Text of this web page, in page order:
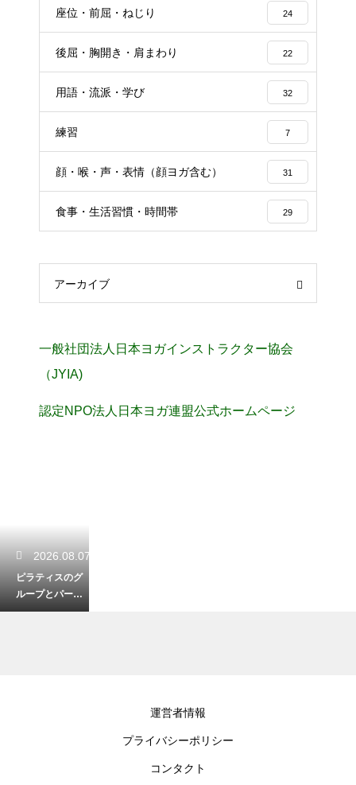
座位・前屈・ねじり 24
後屈・胸開き・肩まわり 22
用語・流派・学び 32
練習 7
顔・喉・声・表情（顔ヨガ含む） 31
食事・生活習慣・時間帯 29
アーカイブ
一般社団法人日本ヨガインストラクター協会
（JYIA)
認定NPO法人日本ヨガ連盟公式ホームページ
2026.08.07
ピラティスのグ
ループとパーソ
ナルの違い！自
運営者情報
プライバシーポリシー
コンタクト